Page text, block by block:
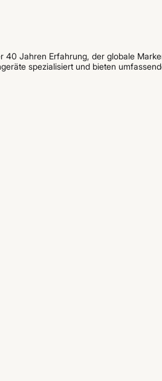
Jahren Erfahrung, der globale
spezialisiert und bieten